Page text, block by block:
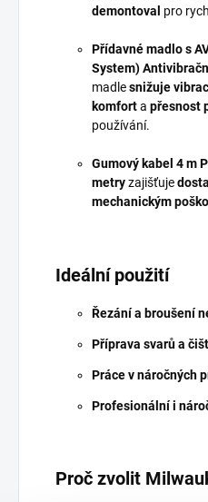
demontoval pro
Přídavné madlo s
System)
madlesnižuje
komforta přesnost
používání.
Gumový kabel 4 m
metryzajišťuje
mechanickým
Ideální použití
Řezání a broušení
Příprava svarů a
Práce v náročných
Profesionální i
Proč zvolit